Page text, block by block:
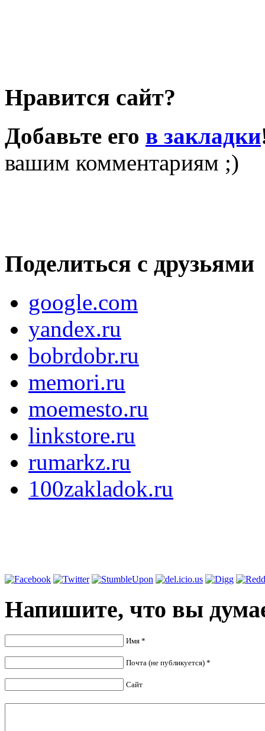
Нравится сайт?
Добавьте его в закладки
вашим комментариям ;)
Поделиться с друзьями
google.com
yandex.ru
bobrdobr.ru
memori.ru
moemesto.ru
linkstore.ru
rumarkz.ru
100zakladok.ru
Напишите, что вы
Имя *
Почта (не публикуется) *
Сайт